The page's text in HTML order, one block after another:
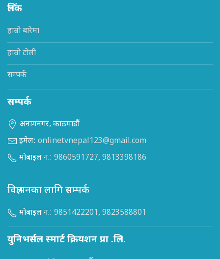
लिंक
हाम्रो बारेमा
हाम्रो टोली
सम्पर्क
सम्पर्क
अनामनगर, काठमाडौं
इमेल: onlinetvnepal123@gmail.com
मोबाइल न.: 9860591727, 9813398186
विज्ञापनका लागि सम्पर्क
मोबाइल न.: 9851422201, 9823588801
युनिभर्सल स्मार्ट क्रियशन प्रा .लि.